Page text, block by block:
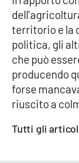
APP
Android
Tutti gli
territorio e la
politica, gli
che può
producendo
forse
riuscito a